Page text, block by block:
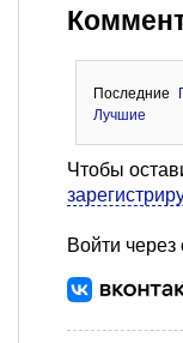
Последние
Лучшие
Чтобы
Войти через